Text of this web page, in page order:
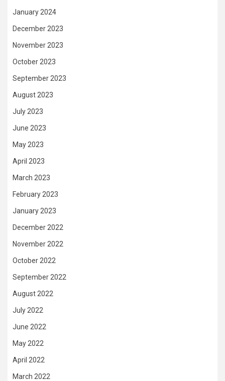
January 2024
December 2023
November 2023
October 2023
September 2023
August 2023
July 2023
June 2023
May 2023
April 2023
March 2023
February 2023
January 2023
December 2022
November 2022
October 2022
September 2022
August 2022
July 2022
June 2022
May 2022
April 2022
March 2022